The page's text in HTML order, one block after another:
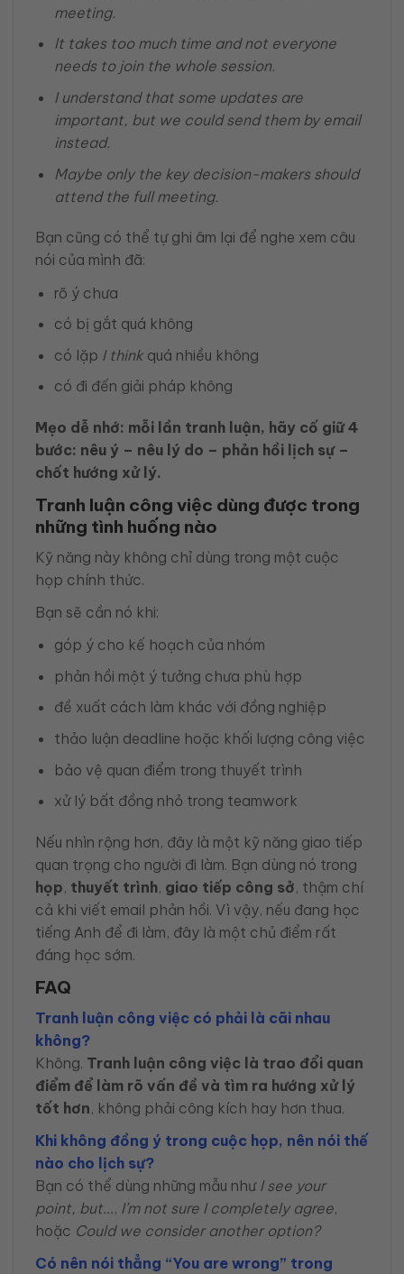
meeting.
It takes too much time and not everyone
needs to join the whole session.
I understand that some updates are
important, but we could send them by email
instead.
Maybe only the key decision-makers should
attend the full meeting.
Bạn cũng có thể tự ghi âm lại để nghe xem câu
nói của mình đã:
rõ ý chưa
có bị gắt quá không
có lặp I thinkquá nhiều không
có đi đến giải pháp không
Mẹo dễ nhớ: mỗi lần tranh luận, hãy cố giữ 4
bước: nêu ý – nêu lý do – phản hồi lịch sự –
chốt hướng xử lý.
Tranh luận công việc dùng được trong
những tình huống nào
Kỹ năng này không chỉ dùng trong một cuộc
họp chính thức.
Bạn sẽ cần nó khi:
góp ý cho kế hoạch của nhóm
phản hồi một ý tưởng chưa phù hợp
đề xuất cách làm khác với đồng nghiệp
thảo luận deadline hoặc khối lượng công việc
bảo vệ quan điểm trong thuyết trình
xử lý bất đồng nhỏ trong teamwork
Nếu nhìn rộng hơn, đây là một kỹ năng giao tiếp
quan trọng cho người đi làm. Bạn dùng nó trong
họp, thuyết trình, giao tiếp công sở, thậm chí
cả khi viết email phản hồi. Vì vậy, nếu đang học
tiếng Anh để đi làm, đây là một chủ điểm rất
đáng học sớm.
FAQ
Tranh luận công việc có phải là cãi nhau
không?
Không. Tranh luận công việc là trao đổi quan
điểm để làm rõ vấn đề và tìm ra hướng xử lý
tốt hơn, không phải công kích hay hơn thua.
Khi không đồng ý trong cuộc họp, nên nói thế
nào cho lịch sự?
Bạn có thể dùng những mẫu như I see your
point, but…, I’m not sure I completely agree,
hoặc Could we consider another option?
Có nên nói thẳng “You are wrong” trong